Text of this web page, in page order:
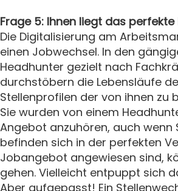
Frage 5: Ihnen liegt das
Die Digitalisierung am
einen Jobwechsel. In den
Headhunter gezielt nach
durchstöbern die Lebensläufe
Stellenprofilen der von ihnen zu
Sie wurden von einem
Angebot anzuhören, auch wenn
befinden sich in der perfekten
Jobangebot angewiesen sind,
gehen. Vielleicht entpuppt sich
Aber aufgepasst! Ein